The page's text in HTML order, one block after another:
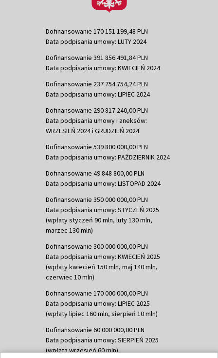
Dofinansowanie 170 151 199,48 PLN
Data podpisania umowy: LUTY 2024
Dofinansowanie 391 856 491,84 PLN
Data podpisania umowy: KWIECIEŃ 2024
Dofinansowanie 237 754 754,24 PLN
Data podpisania umowy: LIPIEC 2024
Dofinansowanie 290 817 240,00 PLN
Data podpisania umowy i aneksów:
WRZESIEŃ 2024 i GRUDZIEŃ 2024
Dofinansowanie 539 800 000,00 PLN
Data podpisania umowy: PAŹDZIERNIK 2024
Dofinansowanie 49 848 800,00 PLN
Data podpisania umowy: LISTOPAD 2024
Dofinansowanie 350 000 000,00 PLN
Data podpisania umowy: STYCZEŃ 2025
(wpłaty styczeń 90 mln, luty 130 mln,
marzec 130 mln)
Dofinansowanie 300 000 000,00 PLN
Data podpisania umowy: KWIECIEŃ 2025
(wpłaty kwiecień 150 mln, maj 140 mln,
czerwiec 10 mln)
Dofinansowanie 170 000 000,00 PLN
Data podpisania umowy: LIPIEC 2025
(wpłaty lipiec 160 mln, sierpień 10 mln)
Dofinansowanie 60 000 000,00 PLN
Data podpisania umowy: SIERPIEŃ 2025
(wpłata wrzesień 60 mln)